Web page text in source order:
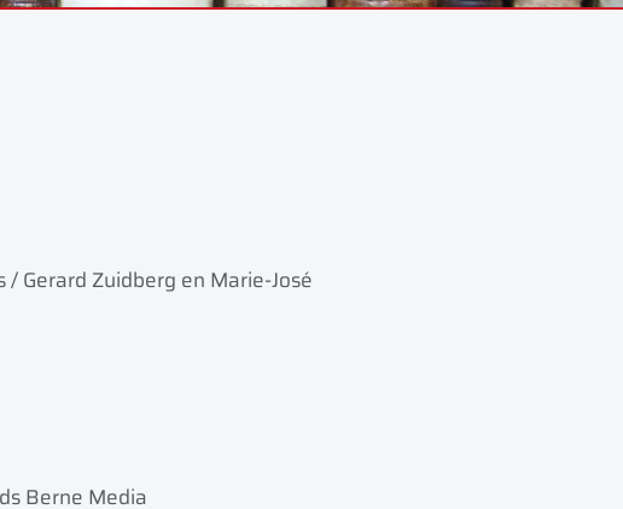
Gerard Zuidberg en Marie-José
Berne Media